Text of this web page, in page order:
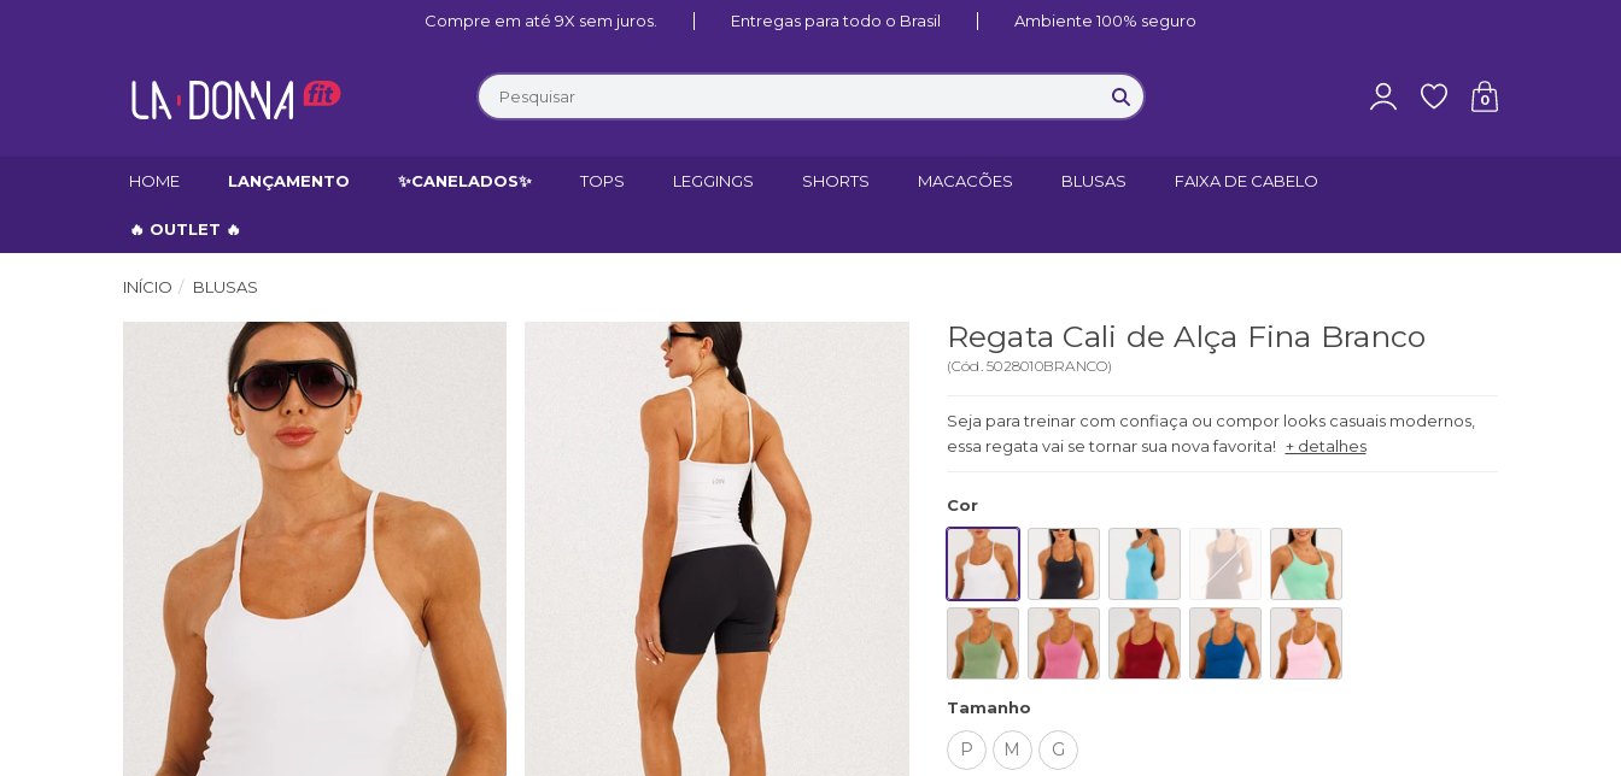
Compre em até 9X sem juros. Entregas para todo o Brasil Ambiente 100% seguro
0
HOME LANÇAMENTO ✨CANELADOS✨ TOPS LEGGINGS SHORTS MACACÕES BLUSAS FAIXA DE CABELO
🔥 OUTLET 🔥
INÍCIO BLUSAS
Regata Cali de Alça Fina Branco
(Cód. 5028010BRANCO)
Seja para treinar com confiaça ou compor looks casuais modernos,
essa regata vai se tornar sua nova favorita! + detalhes
Cor
Tamanho
P M G